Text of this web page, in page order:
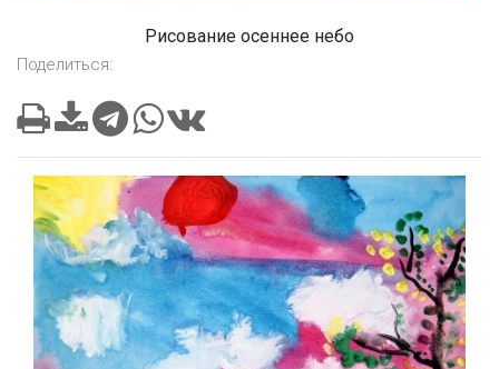
Рисование осеннее небо
Поделиться: